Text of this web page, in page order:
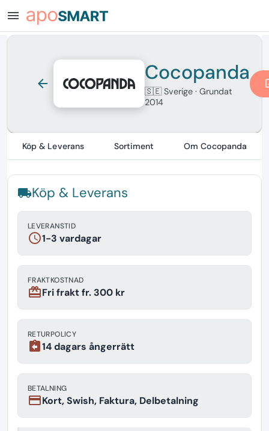
menu
arrow_back Cocopanda
🇸🇪 Sverige · Grundat
2014
Köp & Leverans Sortiment Om Cocopanda
local_shippingKöp & Leverans
LEVERANSTID
schedule1-3 vardagar
FRAKTKOSTNAD
redeemFri frakt fr. 300 kr
RETURPOLICY
assignment_return14 dagars ångerrätt
BETALNING
paymentKort, Swish, Faktura, Delbetalning